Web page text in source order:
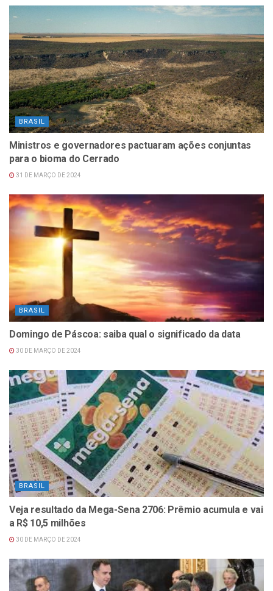
BRASIL
Ministros e governadores pactuaram ações conjuntas
para o bioma do Cerrado
31 DE MARÇO DE 2024
BRASIL
Domingo de Páscoa: saiba qual o significado da data
30 DE MARÇO DE 2024
BRASIL
Veja resultado da Mega-Sena 2706: Prêmio acumula e vai
a R$ 10,5 milhões
30 DE MARÇO DE 2024